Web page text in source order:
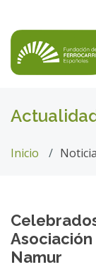
Inicio
Namur